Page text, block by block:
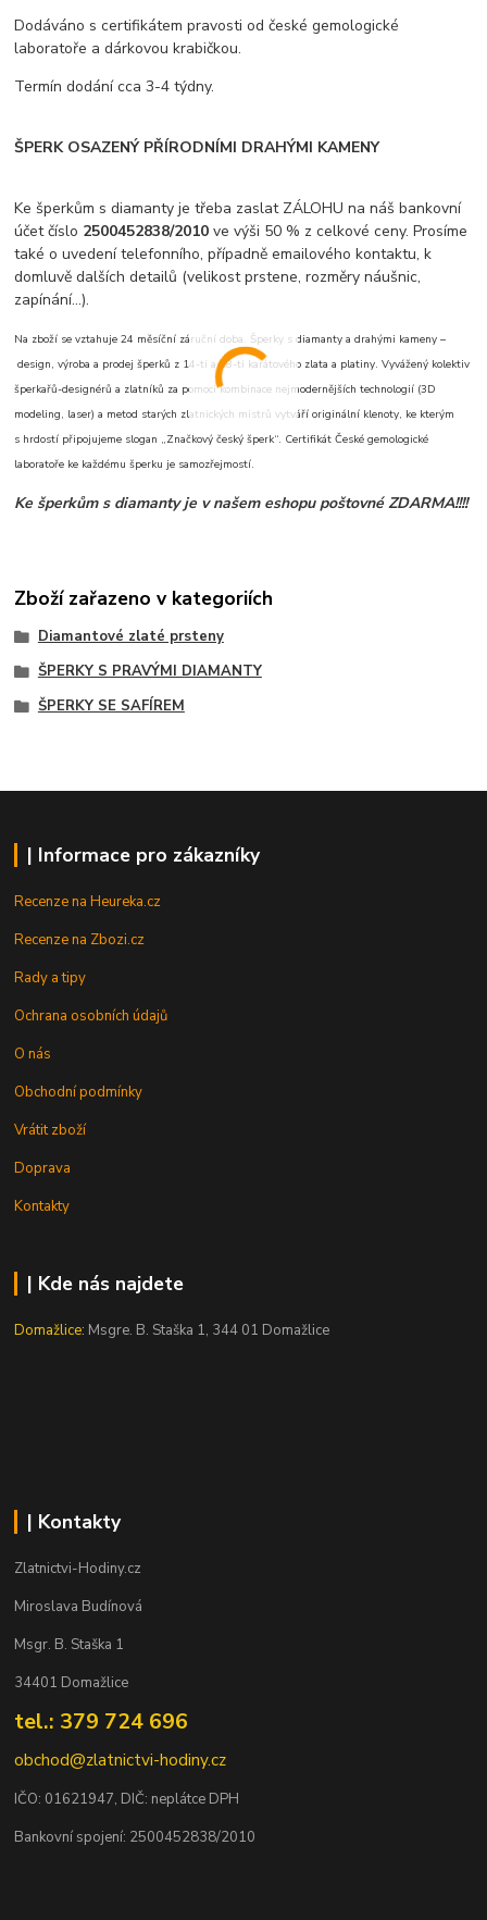
Dodáváno s certifikátem pravosti od české gemologické
laboratoře a dárkovou krabičkou.
Termín dodání cca 3-4 týdny.
ŠPERK OSAZENÝ PŘÍRODNÍMI DRAHÝMI KAMENY
Ke šperkům s diamanty je třeba zaslat ZÁLOHU na náš bankovní
účet číslo 2500452838/2010ve výši 50 % z celkové ceny. Prosíme
také o uvedení telefonního, případně emailového kontaktu, k
domluvě dalších detailů (velikost prstene, rozměry náušnic,
zapínání...).
Na zboží se vztahuje 24 měsíční záruční doba. Šperky s diamanty a drahými kameny –
design, výroba a prodej šperků z 14-ti a 18-ti karátového zlata a platiny. Vyvážený kolektiv
šperkařů-designérů a zlatníků za pomoci kombinace nejmodernějších technologií (3D
modeling, laser) a metod starých zlatnických mistrů vytváří originální klenoty, ke kterým
s hrdostí připojujeme slogan „Značkový český šperk“. Certifikát České gemologické
laboratoře ke každému šperku je samozřejmostí.
Ke šperkům s diamanty je v našem eshopu poštovné ZDARMA!!!!
Zboží zařazeno v kategoriích
Diamantové zlaté prsteny
ŠPERKY S PRAVÝMI DIAMANTY
ŠPERKY SE SAFÍREM
| Informace pro zákazníky
Recenze na Heureka.cz
Recenze na Zbozi.cz
Rady a tipy
Ochrana osobních údajů
O nás
Obchodní podmínky
Vrátit zboží
Doprava
Kontakty
| Kde nás najdete
Domažlice: Msgre. B. Staška 1, 344 01 Domažlice
| Kontakty
Zlatnictvi-Hodiny.cz
Miroslava Budínová
Msgr. B. Staška 1
34401 Domažlice
tel.: 379 724 696
obchod@zlatnictvi-hodiny.cz
IČO: 01621947, DIČ: neplátce DPH
Bankovní spojení: 2500452838/2010